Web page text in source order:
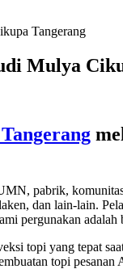
Tangerang
Mulya
pabrik,
dan lain-lain.
pergunakan adalah
topi yang tepat
topi pesanan